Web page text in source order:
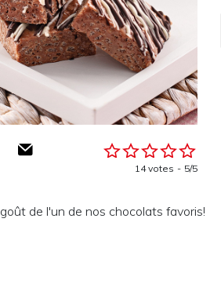
14 votes 5/5
de l'un de nos chocolats favoris!